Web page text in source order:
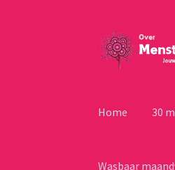
Ga
door
naar
Ga
naar
Home 30
Wasbaar